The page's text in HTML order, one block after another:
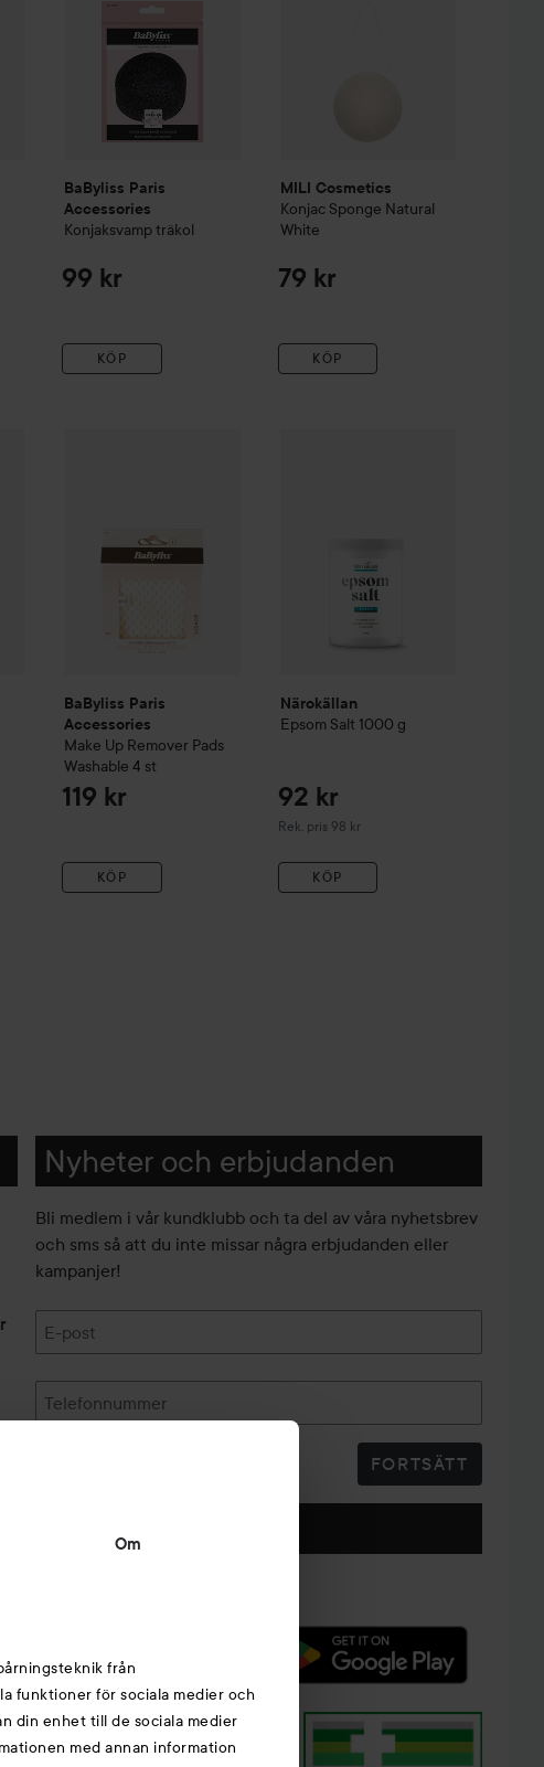
Om
från
funktioner för sociala medier och
din enhet till de sociala medier
med annan information
BaByliss Paris
Accessories
Konjaksvamp träkol
99 kr
KÖP
MILI Cosmetics
Konjac Sponge Natural
White
79 kr
KÖP
BaByliss Paris
Accessories
Make Up Remover Pads
Washable 4 st
119 kr
KÖP
Närokällan
Epsom Salt 1000 g
92 kr
Rek. pris 98 kr
Rekommenderat pris 98 kr
KÖP
Nyheter och erbjudanden
Bli medlem i vår kundklubb och ta del av våra nyhetsbrev
och sms så att du inte missar några erbjudanden eller
kampanjer!
E-post
Telefonnummer
FORTSÄTT
Följ oss